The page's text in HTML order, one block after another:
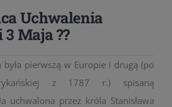
Uchwalenia
Maja ??
pierwszą w Europie i drugą (po
z 1787 r.) spisaną
uchwalona przez króla Stanisława